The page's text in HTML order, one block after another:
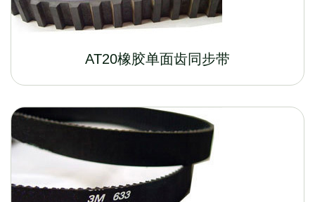
AT20橡胶单面齿同步带